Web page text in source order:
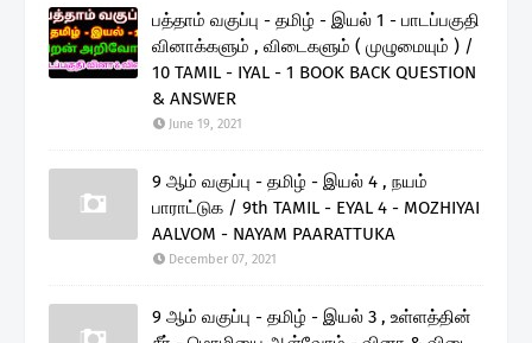
பத்தாம் வகுப்பு - தமிழ் - இயல் 1 - பாடப்பகுதி
வினாக்களும் , விடைகளும் ( முழுமையும் ) /
10 TAMIL - IYAL - 1 BOOK BACK QUESTION
& ANSWER
June 19, 2021
9 ஆம் வகுப்பு - தமிழ் - இயல் 4 , நயம்
பாராட்டுக / 9th TAMIL - EYAL 4 - MOZHIYAI
AALVOM - NAYAM PAARATTUKA
December 07, 2021
9 ஆம் வகுப்பு - தமிழ் - இயல் 3 , உள்ளத்தின்